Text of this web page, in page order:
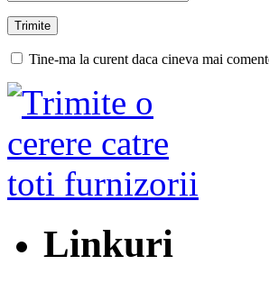
Tine-ma la curent daca cineva mai
Linkuri